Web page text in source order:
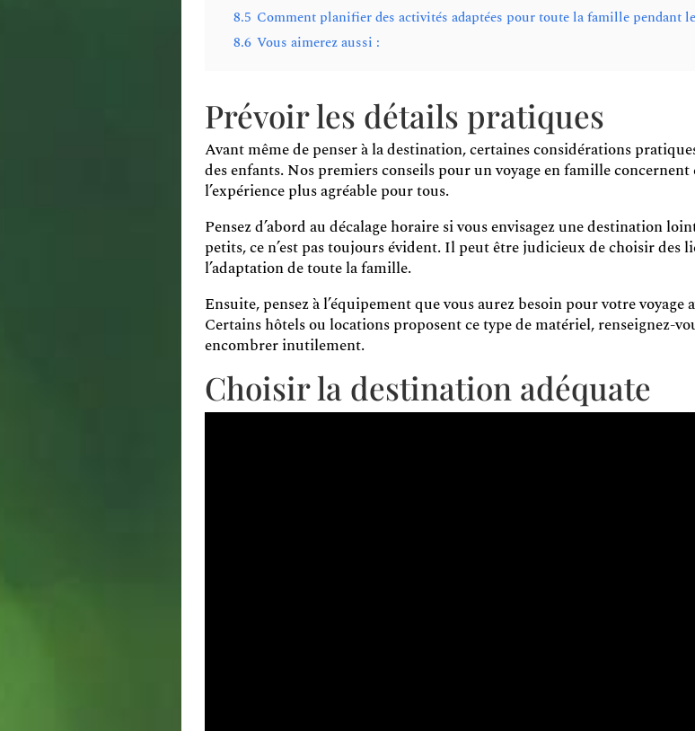
8.5 Comment planifier des activités adaptées pour toute la famille pendant
8.6 Vous aimerez aussi :
Prévoir les détails pratiques
Avant même de penser à la destination, certaines considérations
des enfants. Nos premiers conseils pour un voyage en famille
l’expérience plus agréable pour tous.
Pensez d’abord au décalage horaire si vous envisagez une destination
petits, ce n’est pas toujours évident. Il peut être judicieux de choisir des
l’adaptation de toute la famille.
Ensuite, pensez à l’équipement que vous aurez besoin pour votre
Certains hôtels ou locations proposent ce type de matériel, renseignez-
encombrer inutilement.
Choisir la destination adéquate